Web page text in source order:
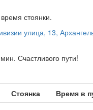
стоянки.
улица, 13,
Счастливого пути!
Стоянка Время в